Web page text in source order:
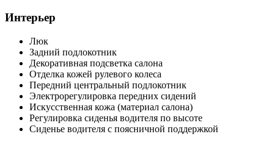
Интерьер
Люк
Задний подлокотник
Декоративная подсветка салона
Отделка кожей рулевого колеса
Передний центральный подлокотник
Электрорегулировка передних сидений
Искусственная кожа (материал салона)
Регулировка сиденья водителя по высоте
Сиденье водителя с поясничной поддержкой